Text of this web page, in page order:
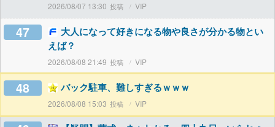
2026/08/07 13:30 VIP
47
大人になって好きになる物や良さが分かる物とい
えば？
2026/08/08 21:49 VIP
48 バック駐車、難しすぎるｗｗｗ
2026/08/08 15:03 VIP